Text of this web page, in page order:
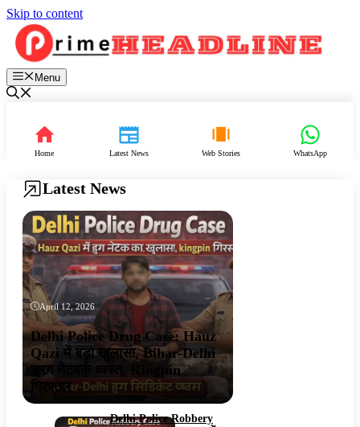
Skip to content
Menu
Home Latest News Web Stories WhatsApp
Latest News
April 12, 2026
Delhi Police Drug Case: Hauz
Qazi में बड़ा खुलासा, Bihar-Delhi
ड्रग नेटवर्क ध्वस्त, Kingpin
गिरफ्तार
Delhi Police Robbery